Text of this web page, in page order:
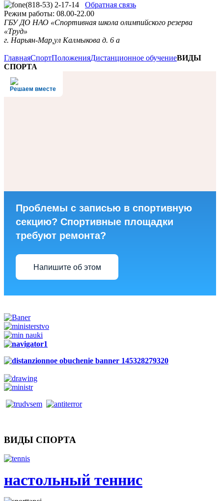
(818-53) 2-17-14 Обратная связь
Режим работы: 08.00-22.00
ГБУ ДО НАО «Спортивная школа олимпийского резерва
«Труд»
г. Нарьян-Мар,ул Калмыкова д. 6 а
ГлавнаяСпортПоложенияДистанционное обучениеВИДЫ
СПОРТА
Решаем вместе
Проблемы с записью в спортивную
секцию? Спортивные площадки
требуют ремонта?
Напишите об этом
ВИДЫ СПОРТА
настольный теннис